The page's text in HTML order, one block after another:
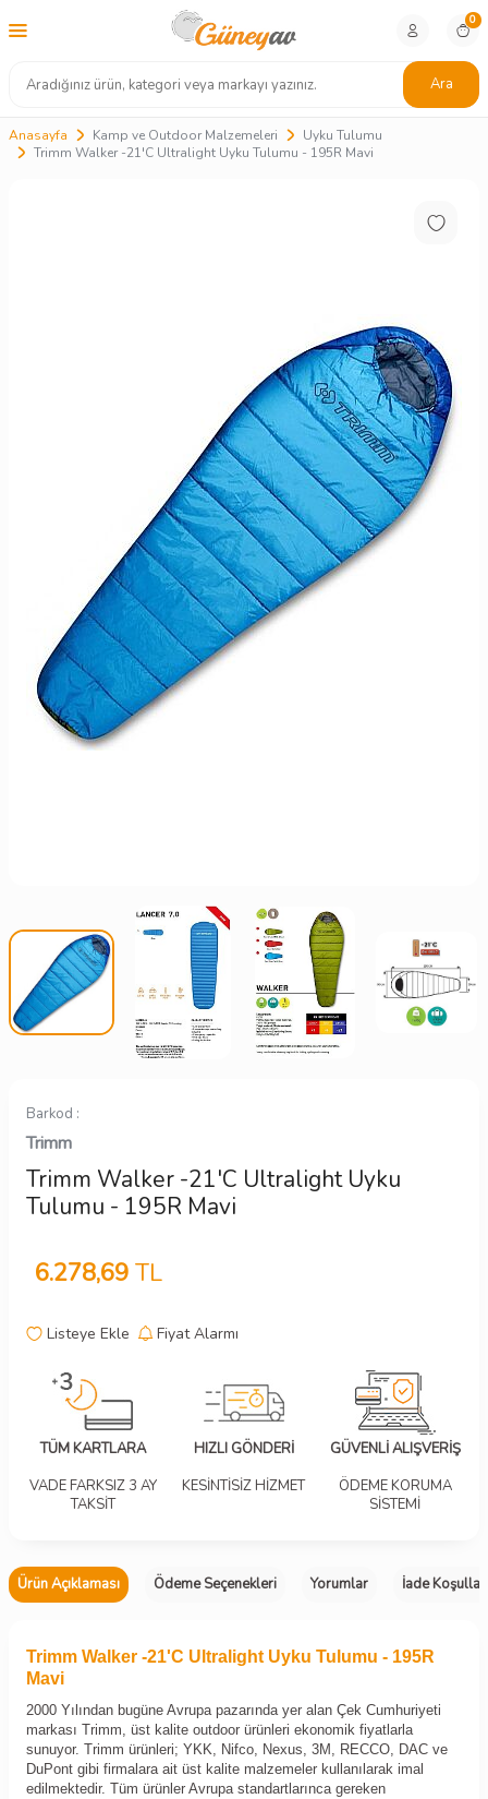
Ara
0
Anasayfa Kamp ve Outdoor Malzemeleri
Uyku Tulumu
Trimm Walker -21'C Ultralight Uyku Tulumu - 195R Mavi
Barkod :
Trimm
Trimm Walker -21'C Ultralight Uyku
Tulumu - 195R Mavi
6.278,69 TL
Listeye Ekle Fiyat Alarmı
TÜM KARTLARA
VADE FARKSIZ 3 AY
TAKSİT
HIZLI GÖNDERİ
KESİNTİSİZ HİZMET
GÜVENLİ ALIŞVERİŞ
ÖDEME KORUMA
SİSTEMİ
Ürün Açıklaması Ödeme Seçenekleri Yorumlar İade Koşulları
Trimm Walker -21'C Ultralight Uyku Tulumu - 195R
Mavi
2000 Yılından bugüne Avrupa pazarında yer alan Çek Cumhuriyeti
markası Trimm, üst kalite outdoor ürünleri ekonomik fiyatlarla
sunuyor. Trimm ürünleri; YKK, Nifco, Nexus, 3M, RECCO, DAC ve
DuPont gibi firmalara ait üst kalite malzemeler kullanılarak imal
edilmektedir. Tüm ürünler Avrupa standartlarınca gereken